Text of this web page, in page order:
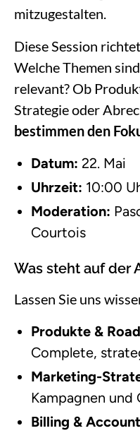
mitzugestalten.
Diese Session
Welche Themen
relevant? Ob
Strategie oder
bestimmen den
Datum: 22. Mai
Uhrzeit: 10:00
Moderation:
Courtois
Was steht auf der
Lassen Sie uns
Produkte &
Complete,
Marketing-
Kampagnen und
Billing &